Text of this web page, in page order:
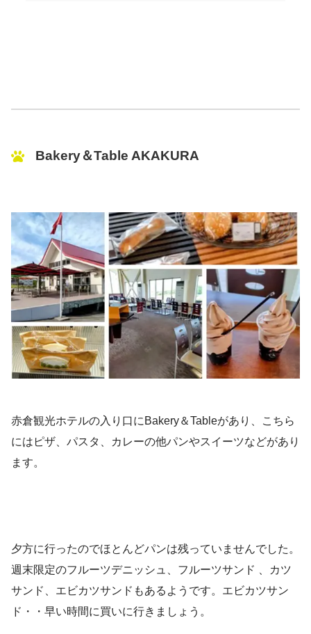
Bakery＆Table AKAKURA
赤倉観光ホテルの入り口にBakery＆Tableがあり、こちら
にはピザ、パスタ、カレーの他パンやスイーツなどがあり
ます。
夕方に行ったのでほとんどパンは残っていませんでした。
週末限定のフルーツデニッシュ、フルーツサンド 、カツ
サンド、エビカツサンドもあるようです。エビカツサン
ド・・早い時間に買いに行きましょう。